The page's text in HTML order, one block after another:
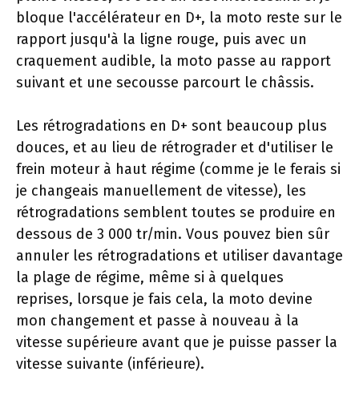
bloque l'accélérateur en D+, la moto reste sur le
rapport jusqu'à la ligne rouge, puis avec un
craquement audible, la moto passe au rapport
suivant et une secousse parcourt le châssis.
Les rétrogradations en D+ sont beaucoup plus
douces, et au lieu de rétrograder et d'utiliser le
frein moteur à haut régime (comme je le ferais si
je changeais manuellement de vitesse), les
rétrogradations semblent toutes se produire en
dessous de 3 000 tr/min. Vous pouvez bien sûr
annuler les rétrogradations et utiliser davantage
la plage de régime, même si à quelques
reprises, lorsque je fais cela, la moto devine
mon changement et passe à nouveau à la
vitesse supérieure avant que je puisse passer la
vitesse suivante (inférieure).